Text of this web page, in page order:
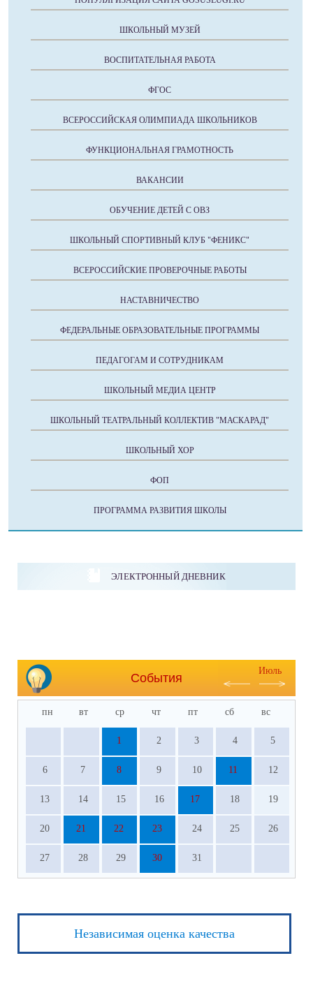
ШКОЛЬНЫЙ МУЗЕЙ
ВОСПИТАТЕЛЬНАЯ РАБОТА
ФГОС
ВСЕРОССИЙСКАЯ ОЛИМПИАДА ШКОЛЬНИКОВ
ФУНКЦИОНАЛЬНАЯ ГРАМОТНОСТЬ
ВАКАНСИИ
ОБУЧЕНИЕ ДЕТЕЙ С ОВЗ
ШКОЛЬНЫЙ СПОРТИВНЫЙ КЛУБ "ФЕНИКС"
ВСЕРОССИЙСКИЕ ПРОВЕРОЧНЫЕ РАБОТЫ
НАСТАВНИЧЕСТВО
ФЕДЕРАЛЬНЫЕ ОБРАЗОВАТЕЛЬНЫЕ ПРОГРАММЫ
ПЕДАГОГАМ И СОТРУДНИКАМ
ШКОЛЬНЫЙ МЕДИА ЦЕНТР
ШКОЛЬНЫЙ ТЕАТРАЛЬНЫЙ КОЛЛЕКТИВ "МАСКАРАД"
ШКОЛЬНЫЙ ХОР
ФОП
ПРОГРАММА РАЗВИТИЯ ШКОЛЫ
ЭЛЕКТРОННЫЙ ДНЕВНИК
События
Июль
пн вт ср чт пт сб вс
1 2 3 4 5
6 7 8 9 10 11 12
13 14 15 16 17 18 19
20 21 22 23 24 25 26
27 28 29 30 31
Независимая оценка качества